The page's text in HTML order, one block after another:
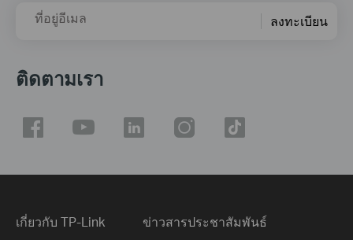
ที่อยู่อีเมล ลงทะเบียน
ติดตามเรา
เกี่ยวกับ TP-Link ข่าวสารประชาสัมพันธ์